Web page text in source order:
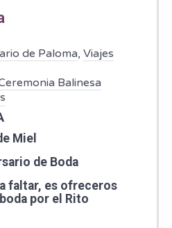
de Paloma, Viajes
Balinesa
Miel
de Boda
faltar, es ofreceros
por el Rito